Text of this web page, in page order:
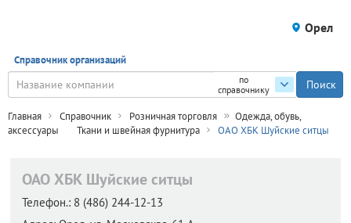
Орел
Справочник организаций
по
справочнику
Главная Справочник Розничная торговля
Одежда, обувь,
аксессуары
Ткани и швейная фурнитура ОАО ХБК Шуйские ситцы
ОАО ХБК Шуйские ситцы
Телефон.: 8 (486) 244-12-13